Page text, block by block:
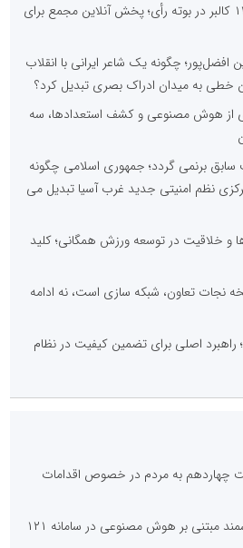
صورت‌های مالی سال ۱۴۰۴ کالبر در بوته رأی؛ پخش آنلاین مجمع برای
افضل‌پور؛ چگونه یک شاعر ایرانی با انقلاب
خطی به میدان ادراک بصری تبدیل کرد؟
از هوش مصنوعی و کشف استعدادها، سه
برنمی گردد؛ جمهوری اسلامی چگونه
نظم امنیتی جدید غرب آسیا تبدیل می
و خلاقیت در توسعه ورزش همگانی؛ کلید
نجات تعاون، شبکه سازی است، نه ادامه
راهبرد اصلی برای تضمین کیفیت در نظام
چهاردهم به مردم در خصوص اقدامات
رونمایی از پاسخگویی هوشمند مبتنی بر هوش مصنوعی در سامانه ۱۲۱